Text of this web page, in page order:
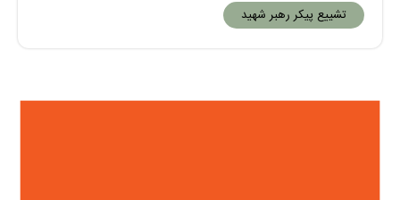
تشییع پیکر رهبر شهید